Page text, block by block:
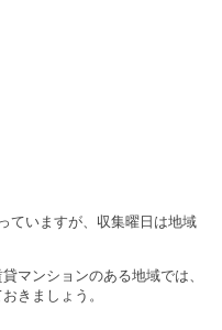
ていますが、収集曜日は地域
マンションのある地域では、
きましょう。